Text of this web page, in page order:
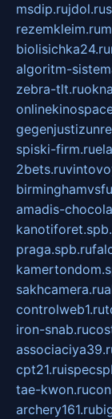
msdip.rujdol.ru
rezemkleim.ru
biolisichka24.ru
algoritm-
zebra-tlt.ru
spiski-firm.ru
2bets.ru
amadis-
praga.spb.ru
sakhcamera.ru
controlweb1.ru
iron-snab.ru
cpt21.ru
tae-kwon.ru
archery161.ru